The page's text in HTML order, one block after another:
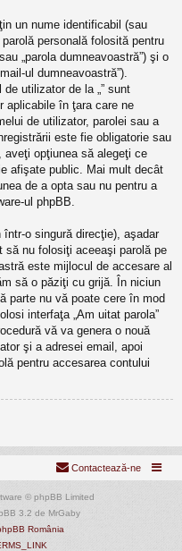
un nume identificabil (sau
parolă personală folosită pentru
„parola dumneavoastră”) şi o
ul dumneavoastră”).
utilizator de la „” sunt
aplicabile în ţara care ne
de utilizator, parolei sau a
este fie obligatorie sau
aveţi opţiunea să alegeţi ce
afişate public. Mai mult decât
de a opta sau nu pentru a
ul phpBB.
o singură direcţie), aşadar
nu folosiţi aceeaşi parolă pe
este mijlocul de accesare al
să o păziţi cu grijă. În niciun
parte nu vă poate cere în mod
interfaţa „Am uitat parola”
vă va genera o nouă
şi a adresei email, apoi
pentru accesarea contului
Contactează-ne
© phpBB Limited
3.2 de MrGaby
România